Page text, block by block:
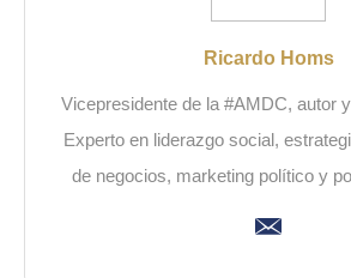
Ricardo Homs
Vicepresidente de la #AMDC, autor
Experto en liderazgo social,
de negocios, marketing político y